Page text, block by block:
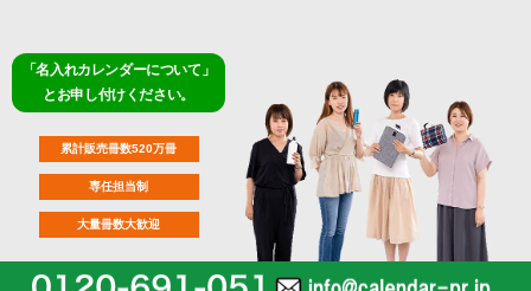
「名入れカレンダーについて」
とお申し付けください。
累計販売冊数520万冊
専任担当制
大量冊数大歓迎